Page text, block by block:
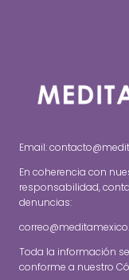
Email:
En coherencia con
responsabilidad,
denuncias:
Toda la información
conforme a nuestro